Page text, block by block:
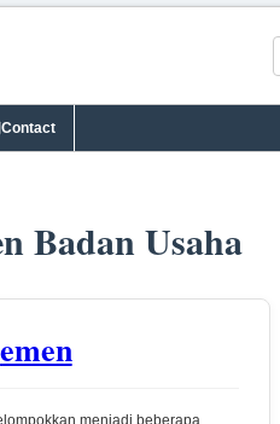
Contact
Badan Usaha
menjadi beberapa